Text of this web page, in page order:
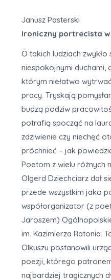
Janusz Pasterski
Ironiczny portrecista
O takich ludziach zwykło
niespokojnymi duchami,
którym niełatwo
pracy. Tryskają
budzą podziw
potrafią spocząć na
zdziwienie czy niechęć
próchnieć – jak
Poetom z wielu różnych
Olgerd Dziechciarz dał
przede wszystkim jako
współorganizator (z
Jaroszem)
im. Kazimierza Ratonia.
Olkuszu postanowili
poezji, którego
najbardziej tragicznych